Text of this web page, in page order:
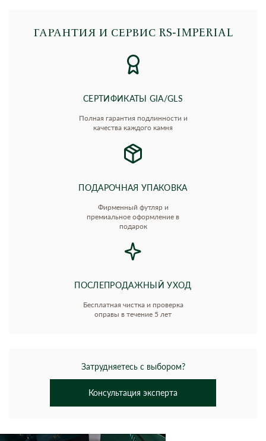
ГАРАНТИЯ И СЕРВИС RS‑IMPERIAL
СЕРТИФИКАТЫ GIA/GLS
Полная гарантия подлинности и
качества каждого камня
ПОДАРОЧНАЯ УПАКОВКА
Фирменный футляр и
премиальное оформление в
подарок
ПОСЛЕПРОДАЖНЫЙ УХОД
Бесплатная чистка и проверка
оправы в течение 5 лет
Затрудняетесь с выбором?
Консультация эксперта